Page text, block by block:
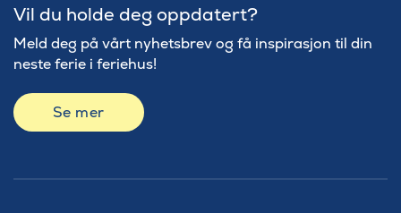
Vil du holde deg oppdatert?
Meld deg på vårt nyhetsbrev og få inspirasjon til din
neste ferie i feriehus!
Se mer